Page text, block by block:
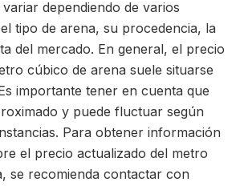
dependiendo de varios
tipo de arena, su procedencia, la
del mercado. En general, el precio
cúbico de arena suele situarse
importante tener en cuenta que
y puede fluctuar según
Para obtener información
el precio actualizado del metro
se recomienda contactar con